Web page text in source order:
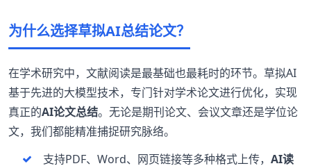
为什么选择草拟AI总结论文？
在学术研究中，文献阅读是最基础也最耗时的环节。草拟AI
基于先进的大模型技术，专门针对学术论文进行优化，实现
真正的AI论文总结。无论是期刊论文、会议文章还是学位论
文，我们都能精准捕捉研究脉络。
支持PDF、Word、网页链接等多种格式上传， AI读